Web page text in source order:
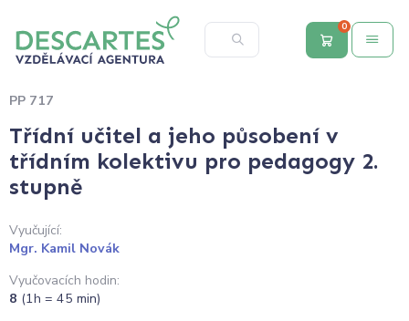
0
PP 717
Třídní učitel a jeho působení v
třídním kolektivu pro pedagogy 2.
stupně
Vyučující:
Mgr. Kamil Novák
Vyučovacích hodin:
8 (1h = 45 min)